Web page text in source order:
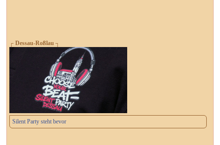
┌ Dessau-Roßlau ┐
Silent Party steht bevor